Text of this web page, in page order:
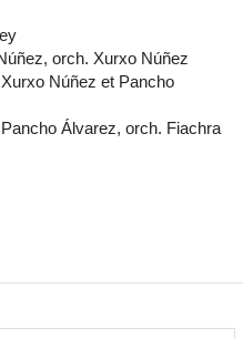
orch. Xurxo Núñez
Núñez et Pancho
Álvarez, orch. Fiachra